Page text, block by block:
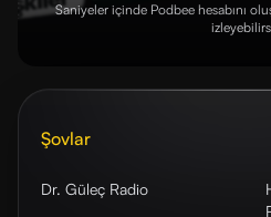
Saniyeler içinde Podbee hesabını
Şovlar
Dr. Güleç Radio